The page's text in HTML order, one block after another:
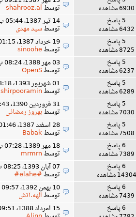
6930 مشاهده
توسطshahrooz.al
5 پاسخ
6432 مشاهده
14 تیر 1387، 05:44 ب‌ظ
توسطسید مهدی
5 پاسخ
8725 مشاهده
19 خرداد 1387، 01:15 ب‌ظ
توسطsinoohe
5 پاسخ
6237 مشاهده
03 مهر 1388، 08:24 ب‌ظ
توسطOpenS
5 پاسخ
6289 مشاهده
01 شهریور 1393، 03:18 ب‌ظ
توسطshirpooramin
5 پاسخ
7030 مشاهده
31 فروردین 1390، 12:43 ق‌ظ
توسطبهروز رمضانی
5 پاسخ
7508 مشاهده
28 اسفند 1387، 01:46 ب‌ظ
توسطBabak
6 پاسخ
7389 مشاهده
18 مهر 1389، 07:28 ب‌ظ
توسطmrmrn
6 پاسخ
14304 مشاهده
07 آبان 1393، 08:25 ب‌ظ
توسط#elahe#
6 پاسخ
7439 مشاهده
10 بهمن 1392، 09:57 ب‌ظ
توسطالهه.آتش
6 پاسخ
15 امرداد 1388، 09:51 ب‌ظ